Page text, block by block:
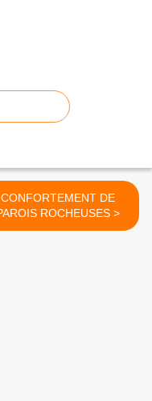
CONFORTEMENT DE
PAROIS ROCHEUSES >